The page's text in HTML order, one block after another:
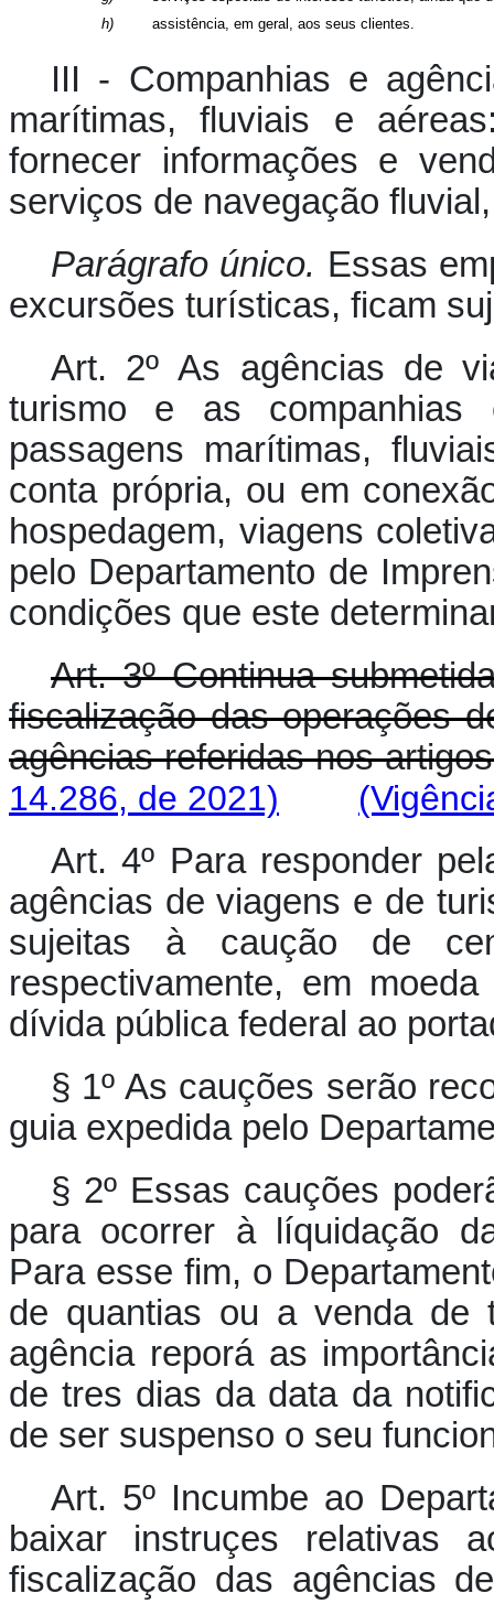
h)
assistência, em geral, aos seus clientes.
III - Companhias e
marítimas, fluviais e
fornecer informações e
serviços de navegação
Parágrafo único. Essas
excursões turísticas, ficam
Art. 2º As agências de
turismo e as
passagens marítimas,
conta própria, ou em
hospedagem, viagens
pelo Departamento de
condições que este
Art. 3º Continua
fiscalização das operações
agências referidas nos
14.286, de 2021)
Art. 4º Para responder
agências de viagens e de
sujeitas à caução de
respectivamente, em
dívida pública federal ao
§ 1º As cauções serão
guia expedida pelo
§ 2º Essas cauções
para ocorrer à líquidação
Para esse fim, o
de quantias ou a venda de
agência reporá as
de tres dias da data da
de ser suspenso o seu
Art. 5º Incumbe ao
baixar instruçes relativas
fiscalização das agências